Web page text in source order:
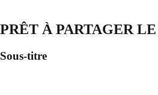
PRÊT À PARTAGER
Sous-titre